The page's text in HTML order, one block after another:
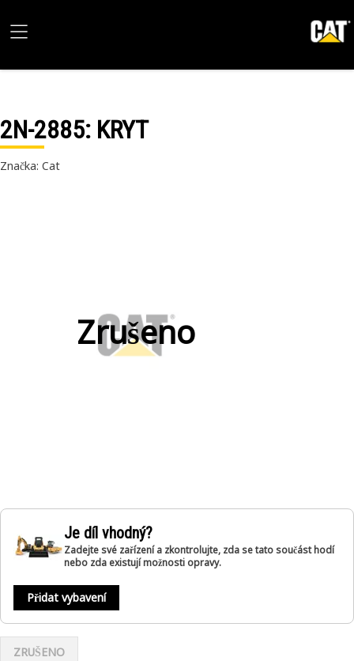
2N-2885: KRYT
Značka: Cat
Zrušeno
Je díl vhodný?
Zadejte své zařízení a zkontrolujte, zda se tato součást hodí
nebo zda existují možnosti opravy.
Přidat vybavení
ZRUŠENO